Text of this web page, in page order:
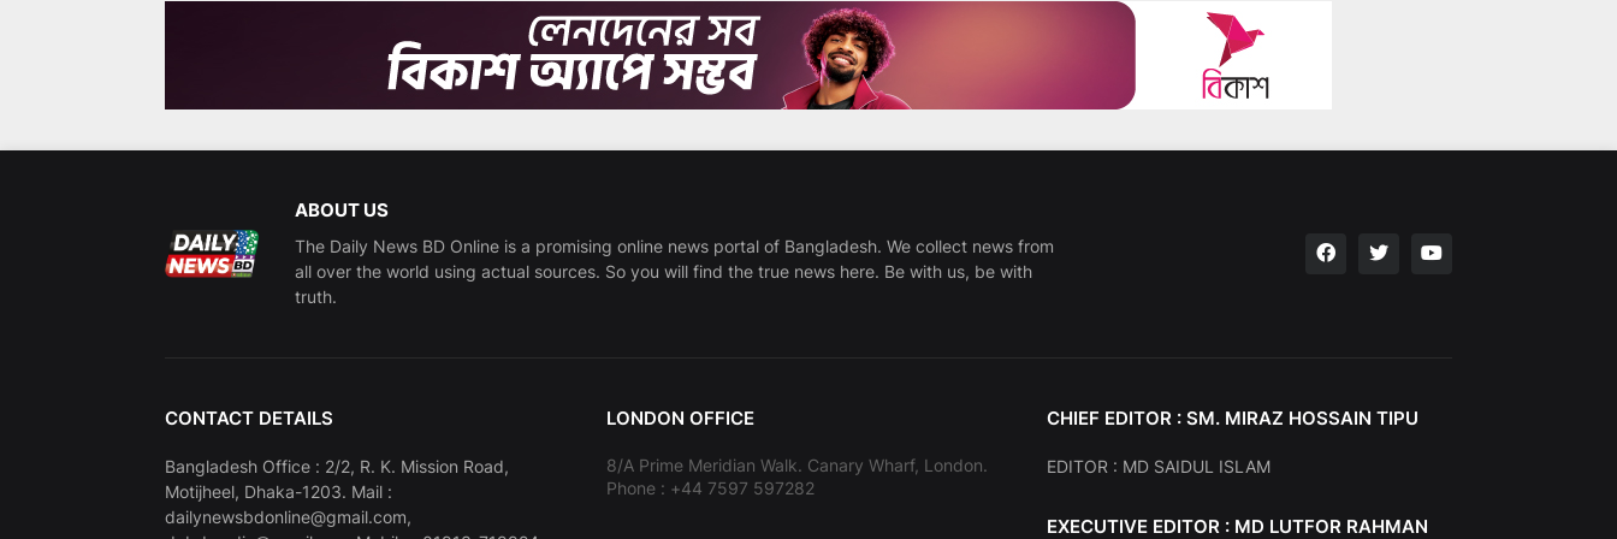
ABOUT US
The Daily News BD Online is a promising online news portal of Bangladesh. We collect news from
all over the world using actual sources. So you will find the true news here. Be with us, be with
truth.
CONTACT DETAILS
Bangladesh Office : 2/2, R. K. Mission Road,
Motijheel, Dhaka-1203. Mail :
dailynewsbdonline@gmail.com,
LONDON OFFICE
8/A Prime Meridian Walk. Canary Wharf, London.
Phone : +44 7597 597282
CHIEF EDITOR : SM. MIRAZ HOSSAIN TIPU
EDITOR : MD SAIDUL ISLAM
EXECUTIVE EDITOR : MD LUTFOR RAHMAN